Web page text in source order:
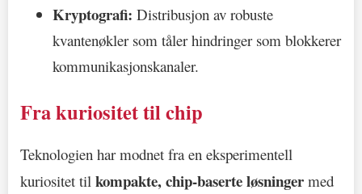
Kryptografi: Distribusjon av robuste
kvantenøkler som tåler hindringer som blokkerer
kommunikasjonskanaler.
Fra kuriositet til chip
Teknologien har modnet fra en eksperimentell
kuriositet til kompakte, chip-baserte løsninger med